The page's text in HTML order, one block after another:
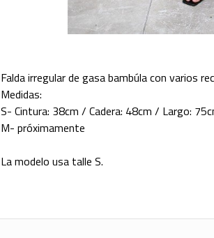
Falda irregular de gasa bambúla con varios
Medidas:
S- Cintura: 38cm / Cadera: 48cm / Largo:
M- próximamente
La modelo usa talle S.